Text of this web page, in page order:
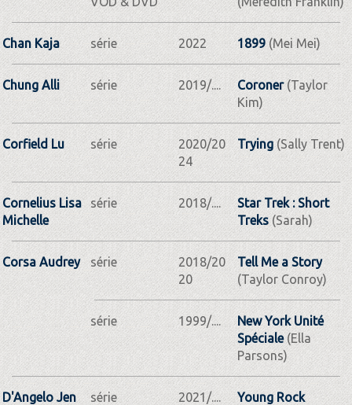
Chan Kaja série 2022 1899(Mei Mei)
Chung Alli série 2019/.... Coroner(Taylor
Kim)
Corfield Lu série
2020/20
24
Trying(Sally Trent)
Cornelius Lisa
Michelle
série 2018/....
Star Trek : Short
Treks(Sarah)
Corsa Audrey série
2018/20
20
Tell Me a Story
(Taylor Conroy)
série 1999/....
New York Unité
Spéciale(Ella
Parsons)
D'Angelo Jen série 2021/....
Young Rock